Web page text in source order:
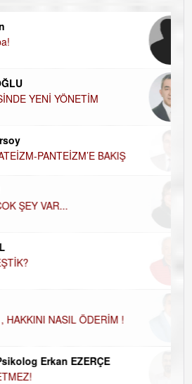
YENİ YÖNETİM
PANTEİZM’E BAKIŞ
VAR...
NASIL ÖDERİM !
Erkan EZERÇE